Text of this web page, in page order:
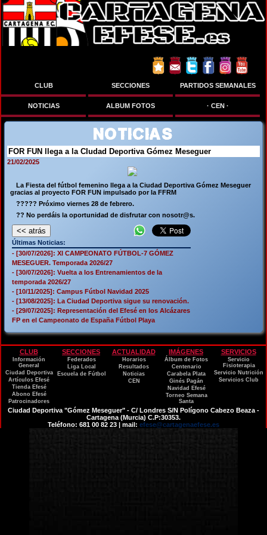
CLUB SECCIONES PARTIDOS SEMANALES
NOTICIAS ALBUM FOTOS · CEN ·
NOTICIAS
FOR FUN llega a la CIudad Deportiva Gómez Meseguer
21/02/2025
La Fiesta del fútbol femenino llega a la Ciudad Deportiva Gómez Meseguer
gracias al proyecto FOR FUN impulsado por la FFRM
????? Próximo viernes 28 de febrero.
?? No perdáis la oportunidad de disfrutar con nosotr@s.
Últimas Noticias:
- [30/07/2026]: XI CAMPEONATO FÚTBOL-7 GÓMEZ
MESEGUER. Temporada 2026/27
- [30/07/2026]: Vuelta a los Entrenamientos de la
temporada 2026/27
- [10/11/2025]: Campus Fútbol Navidad 2025
- [13/08/2025]: La Ciudad Deportiva sigue su renovación.
- [29/07/2025]: Representación del Efesé en los Alcázares
FP en el Campeonato de España Fútbol Playa
CLUB
Información
General
Ciudad Deportiva
Artículos Efesé
Tienda Efesé
Abono Efesé
Patrocinadores
SECCIONES
Federados
Liga Local
Escuela de Fútbol
ACTUALIDAD
Horarios
Resultados
Noticias
CEN
IMÁGENES
Álbum de Fotos
Centenario
Carabela Plata
Ginés Pagán
Navidad Efesé
Torneo Semana
Santa
SERVICIOS
Servicio
Fisioterapia
Servicio Nutrición
Servicios Club
Ciudad Deportiva "Gómez Meseguer" - C/ Londres S/N Polígono Cabezo Beaza -
Cartagena (Murcia) C.P:30353.
Teléfono: 681 00 82 23 | mail: efese@cartagenaefese.es